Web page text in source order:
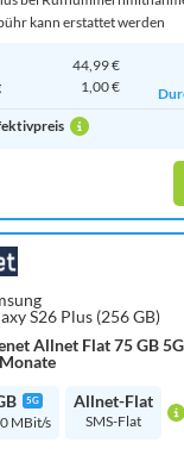
kann erstattet werden
44,99 €
1,00 €
S26 Plus (256 GB)
Allnet Flat 75 GB 5G
5G
MBit/s
Allnet-Flat
SMS-Flat